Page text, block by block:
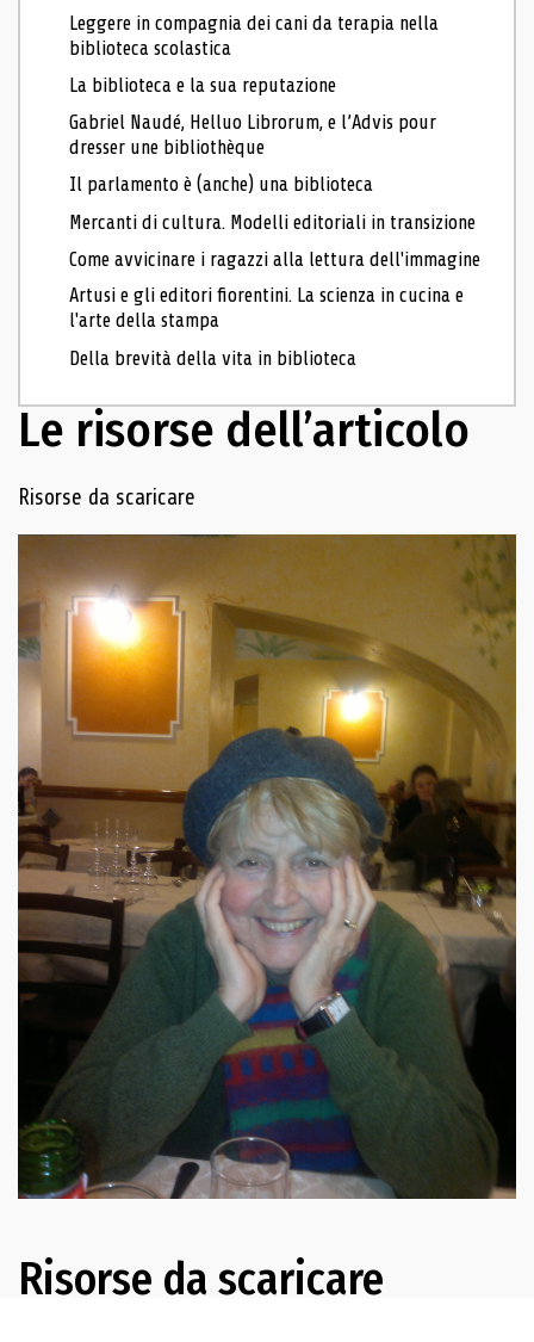
Leggere in compagnia dei cani da terapia nella
biblioteca scolastica
La biblioteca e la sua reputazione
Gabriel Naudé, Helluo Librorum, e l’Advis pour
dresser une bibliothèque
Il parlamento è (anche) una biblioteca
Mercanti di cultura. Modelli editoriali in transizione
Come avvicinare i ragazzi alla lettura dell'immagine
Artusi e gli editori fiorentini. La scienza in cucina e
l'arte della stampa
Della brevità della vita in biblioteca
Le risorse dell’articolo
Navigazione delle risorse
Risorse da scaricare
Risorse da scaricare